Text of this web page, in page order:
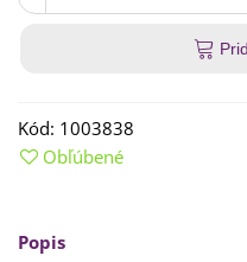
Kód: 1003838
Obľúbené
Popis